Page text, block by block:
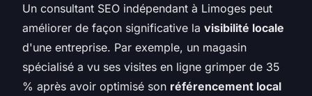
Un consultant SEO indépendant à Limoges peut
améliorer de façon significative la visibilité locale
d'une entreprise. Par exemple, un magasin
spécialisé a vu ses visites en ligne grimper de 35
% après avoir optimisé son référencement local